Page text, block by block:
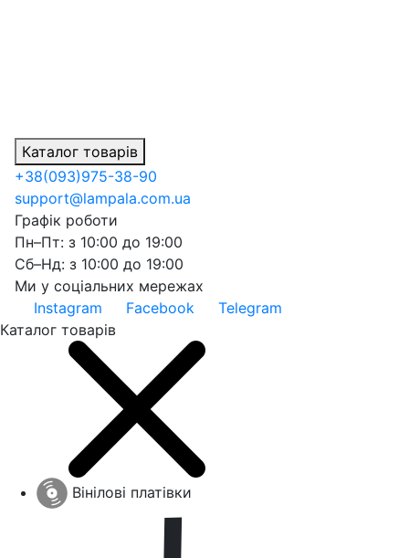
Каталог товарів
+38(093)975-38-90
support@lampala.com.ua
Графік роботи
Пн–Пт: з 10:00 до 19:00
Сб–Нд: з 10:00 до 19:00
Ми у соціальних мережах
Instagram
Facebook
Telegram
Каталог товарів
Вінілові платівки